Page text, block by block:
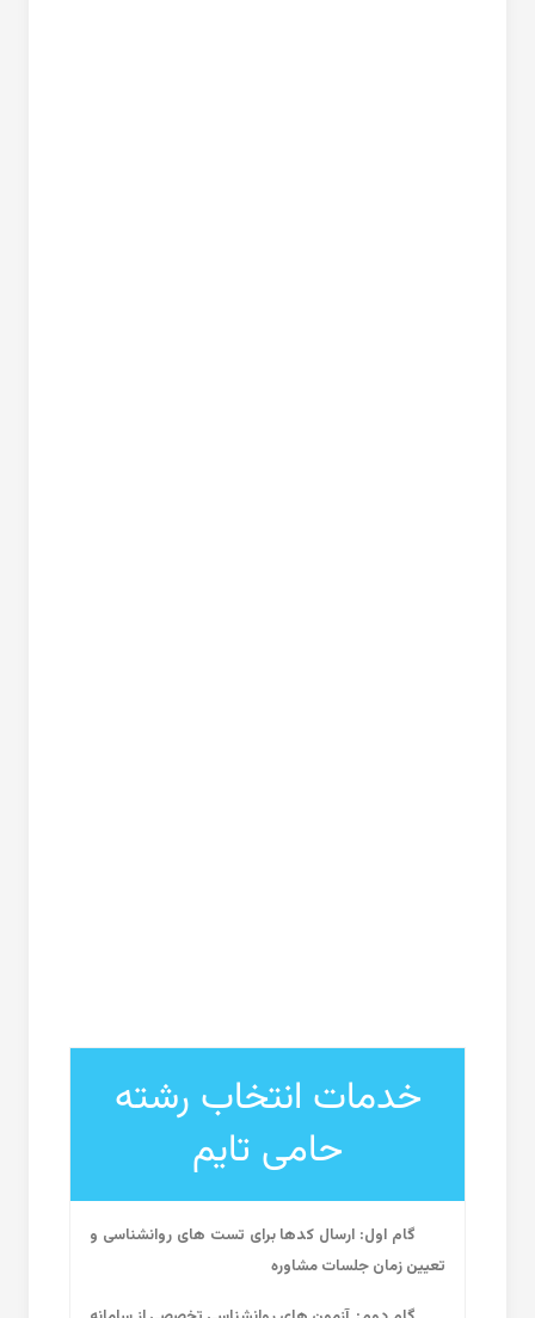
خدمات انتخاب رشته
حامی تایم
گام اول: ارسال کدها برای تست های روانشناسی و
تعیین زمان جلسات مشاوره